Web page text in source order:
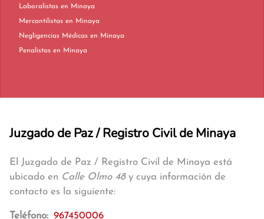
Laboralistas en Minaya
Mercantilistas en Minaya
Negligencias Médicas en Minaya
Penalistas en Minaya
Juzgado de Paz / Registro Civil de Minaya
El Juzgado de Paz / Registro Civil de Minaya está
ubicado en Calle Olmo 48y cuya información de
contacto es la siguiente:
Teléfono: 967450006